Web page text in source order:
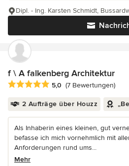
Dipl. - Ing. Karsten Schmidt,
f \ A falkenberg Architektur
Durchschnittliche Bewertung: 5 von
5,0 (7 Bewertungen)
2 Aufträge über Houzz
Als Inhaberin eines kleinen, gut
befasse ich mich vornehmlich mit
Anforderungen rund ums...
Mehr